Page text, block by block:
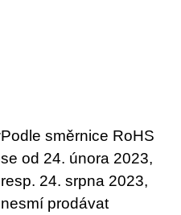
Podle směrnice RoHS
se od 24. února 2023,
resp. 24. srpna 2023,
nesmí prodávat